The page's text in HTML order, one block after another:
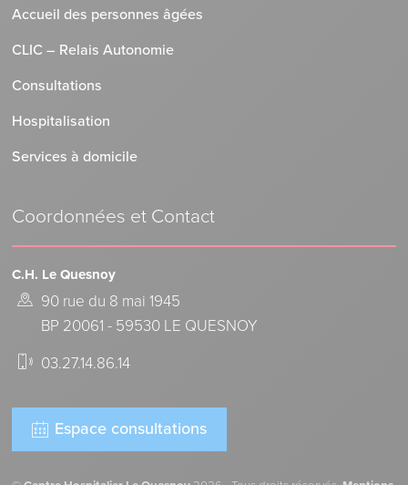
Accueil des personnes âgées
CLIC – Relais Autonomie
Consultations
Hospitalisation
Services à domicile
Coordonnées et Contact
C.H. Le Quesnoy
90 rue du 8 mai 1945
BP 20061 - 59530 LE QUESNOY
03.27.14.86.14
Espace consultations